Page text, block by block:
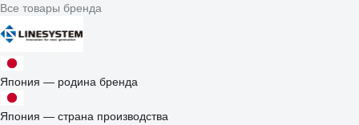
Все товары бренда
Япония — родина бренда
Япония — страна производства